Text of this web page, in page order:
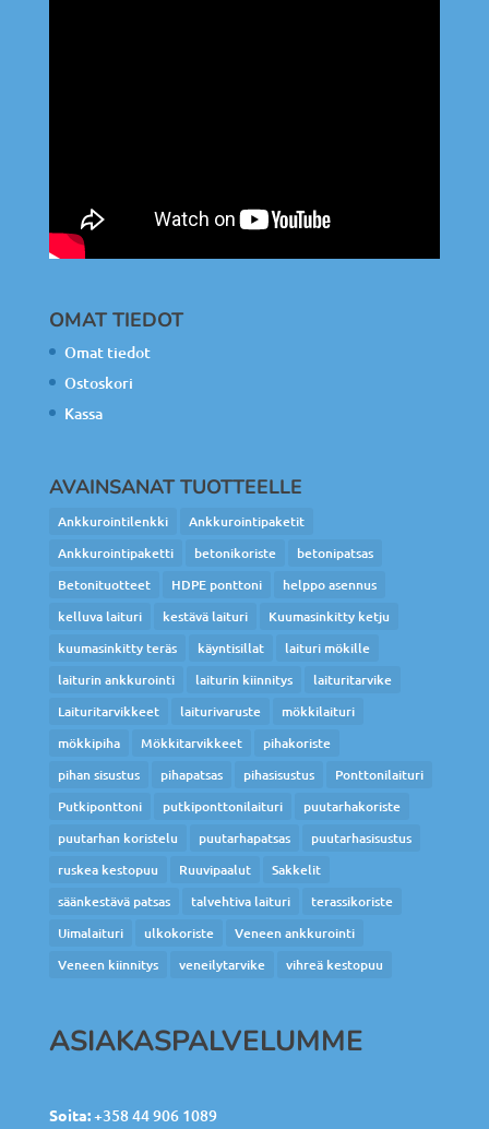
OMAT TIEDOT
Omat tiedot
Ostoskori
Kassa
AVAINSANAT TUOTTEELLE
Ankkurointilenkki
Ankkurointipaketit
Ankkurointipaketti
betonikoriste
betonipatsas
Betonituotteet
HDPE ponttoni
helppo asennus
kelluva laituri
kestävä laituri
Kuumasinkitty ketju
kuumasinkitty teräs
käyntisillat
laituri mökille
laiturin ankkurointi
laiturin kiinnitys
laituritarvike
Laituritarvikkeet
laiturivaruste
mökkilaituri
mökkipiha
Mökkitarvikkeet
pihakoriste
pihan sisustus
pihapatsas pihasisustus
Ponttonilaituri
Putkiponttoni
putkiponttonilaituri
puutarhakoriste
puutarhan koristelu
puutarhapatsas
puutarhasisustus
ruskea kestopuu
Ruuvipaalut
Sakkelit
säänkestävä patsas
talvehtiva laituri
terassikoriste
Uimalaituri
ulkokoriste
Veneen ankkurointi
Veneen kiinnitys
veneilytarvike vihreä kestopuu
ASIAKASPALVELUMME
Soita:+358 44 906 1089